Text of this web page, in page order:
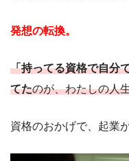
発想の転換。
「持ってる資格で自分
てたのが、わたしの人
資格のおかげで、起業